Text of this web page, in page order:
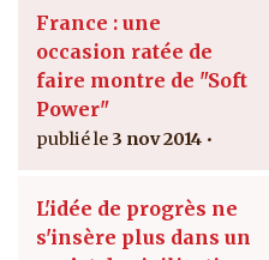
France : une
occasion ratée de
faire montre de "Soft
Power"
3 nov 2014
L'idée de progrès ne
s'insère plus dans un